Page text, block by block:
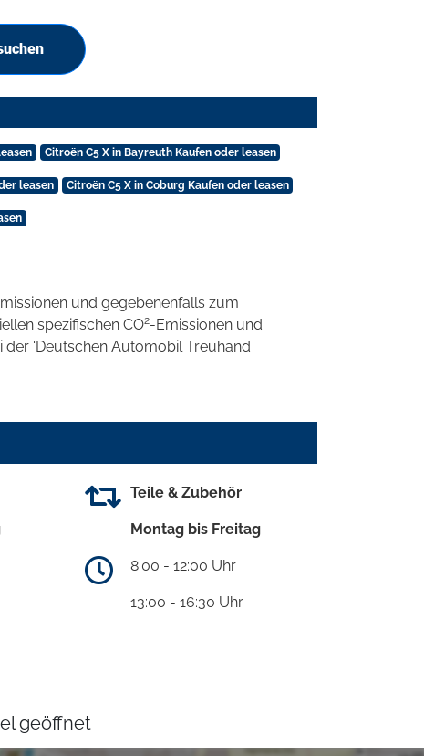
Citroën C5 X in Bayreuth Kaufen oder leasen
leasen Citroën C5 X in Coburg Kaufen oder leasen
und gegebenenfalls zum
spezifischen CO2-Emissionen und
'Deutschen Automobil Treuhand
Teile & Zubehör
Montag bis Freitag
8:00 - 12:00 Uhr
13:00 - 16:30 Uhr
geöffnet